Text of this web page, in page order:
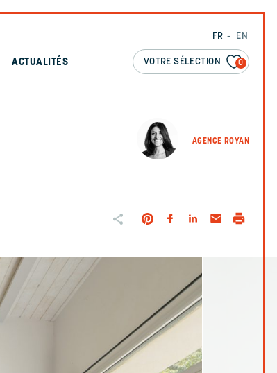
FR EN
VOTRE SÉLECTION 0
ACTUALITÉS
AGENCE ROYAN